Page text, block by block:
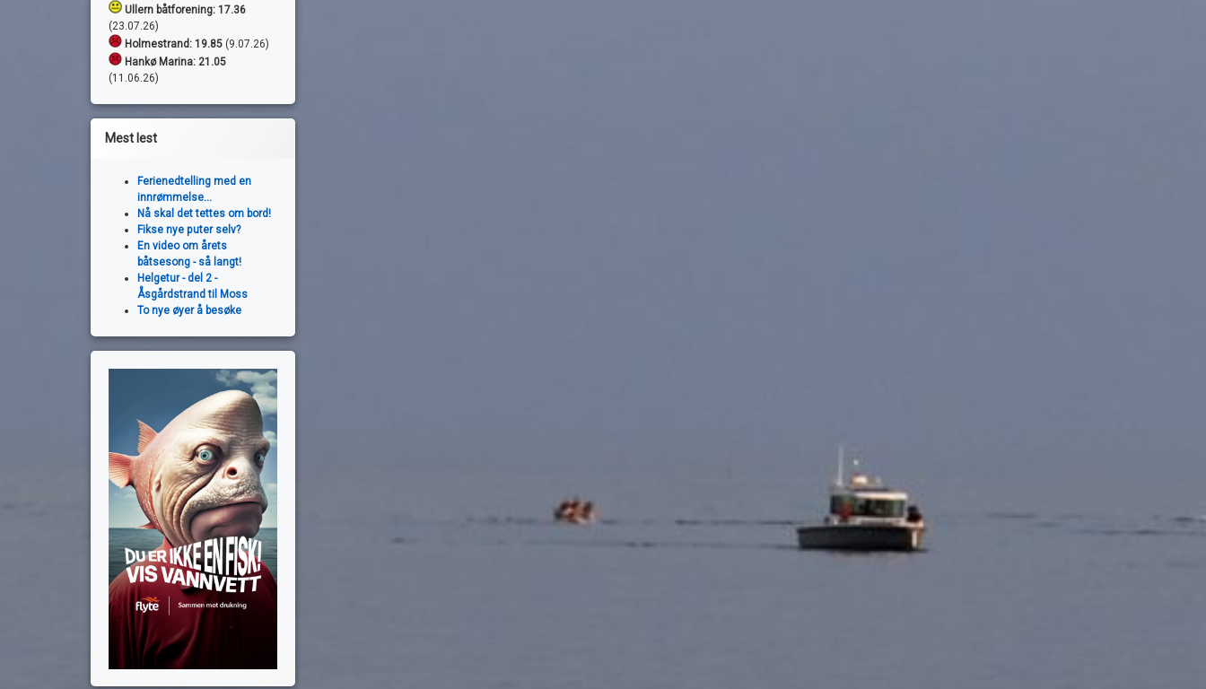
Ullern båtforening: 17.36
(23.07.26)
Holmestrand: 19.85(9.07.26)
Hankø Marina: 21.05
(11.06.26)
Mest lest
Ferienedtelling med en
innrømmelse...
Nå skal det tettes om bord!
Fikse nye puter selv?
En video om årets
båtsesong - så langt!
Helgetur - del 2 -
Åsgårdstrand til Moss
To nye øyer å besøke